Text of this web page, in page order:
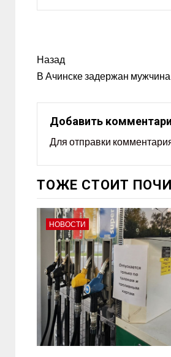
Назад
В Ачинске задержан мужчина
Добавить
Для отправки
ТОЖЕ СТОИТ
НОВОСТИ